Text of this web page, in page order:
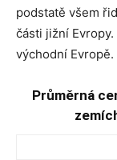
podstatě všem
části jižní
východní Evropě.
Průměrná